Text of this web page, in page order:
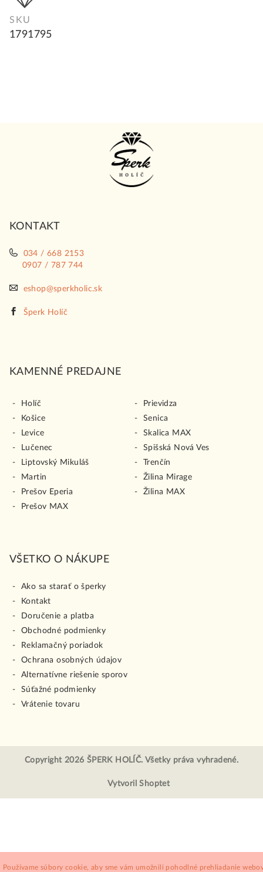
Používame súbory cookie, aby sme vám umožnili pohodlné prehliadanie
SKU
1791795
KONTAKT
034 / 668 2153
0907 / 787 744
eshop@sperkholic.sk
Šperk Holíč
KAMENNÉ PREDAJNE
Holíč
Košice
Levice
Lučenec
Liptovský Mikuláš
Martin
Prešov Eperia
Prešov MAX
Prievidza
Senica
Skalica MAX
Spišská Nová Ves
Trenčín
Žilina Mirage
Žilina MAX
VŠETKO O NÁKUPE
Ako sa starať o šperky
Kontakt
Doručenie a platba
Obchodné podmienky
Reklamačný poriadok
Ochrana osobných údajov
Alternatívne riešenie sporov
Súťažné podmienky
Vrátenie tovaru
Copyright 2026 ŠPERK HOLÍČ. Všetky práva vyhradené.
Vytvoril Shoptet